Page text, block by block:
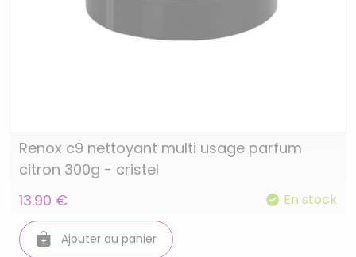
Renox c9 nettoyant multi usage parfum
citron 300g - cristel
13.90 €
En stock
Ajouter au panier